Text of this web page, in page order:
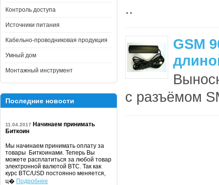
Контроль доступа
Источники питания
Кабельно-проводниковая продукция
Умный дом
Монтажный инструмент
Последние новости
11.04.2017 Начинаем принимать
Биткоин
Мы начинаем принимать оплату за
товары Биткоинами. Теперь Вы
можете расплатиться за любой товар
электронной валютой BTC. Так как
курс BTC/USD постоянно меняется,
ц� Подробнее
..
GSM
с разъёмом